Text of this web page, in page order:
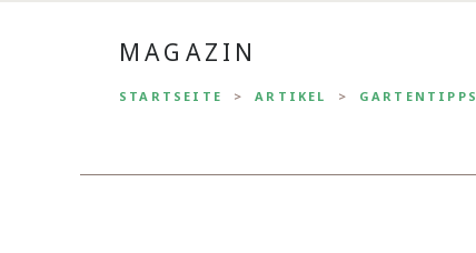
MAGAZIN
STARTSEITE ARTIKEL GARTENTIPPS